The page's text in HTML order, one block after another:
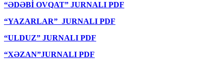
“ƏDƏBİ OVQAT” JURNALI PDF
“YAZARLAR” JURNALI PDF
“ULDUZ” JURNALI PDF
“XƏZAN”JURNALI PDF